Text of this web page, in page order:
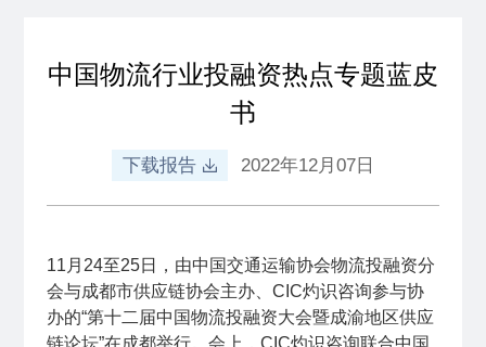
中国物流行业投融资热点专题蓝皮
书
下载报告 2022年12月07日
11月24至25日，由中国交通运输协会物流投融资分
会与成都市供应链协会主办、CIC灼识咨询参与协
办的“第十二届中国物流投融资大会暨成渝地区供应
链论坛”在成都举行。会上，CIC灼识咨询联合中国